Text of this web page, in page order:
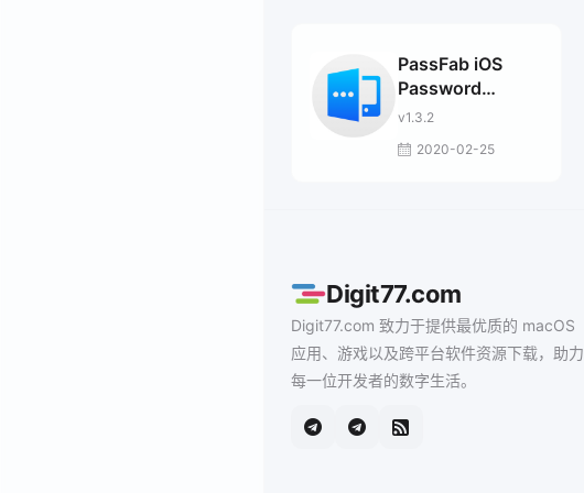
PassFab iOS
Password
Manager
v1.3.2
2020-02-25
Digit77.com
Digit77.com 致力于提供最优质的 macOS
应用、游戏以及跨平台软件资源下载，助力
每一位开发者的数字生活。